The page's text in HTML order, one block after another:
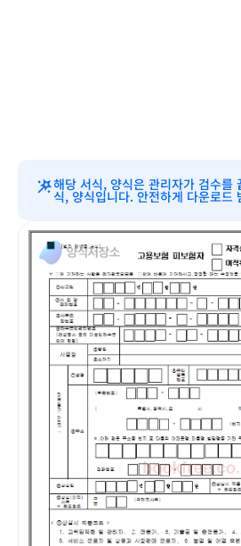
해당 서식, 양식은 관리자가 검수를
식, 양식입니다. 안전하게 다운로드